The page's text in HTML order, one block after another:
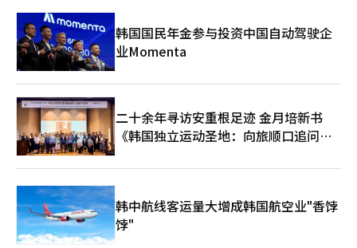
市场中具备竞争力。” ※ 本报道经人工智能（AI）系统翻译与编
辑。
的接触。目前，三养食品约80%的销售额来自海外市场。 业内人
士指出，随着访韩游客持续回流，越来越多韩国品牌将明洞视为面
向全球消费者的重要窗口，明洞也正加快恢复其作为韩国代表性商
业地标的地位。
韩国国民年金参与投资中国自动驾驶企
业Momenta
二十余年寻访安重根足迹 金月培新书
《韩国独立运动圣地：向旅顺口追问历
韩中航线客运量大增成韩国航空业"香饽
饽"